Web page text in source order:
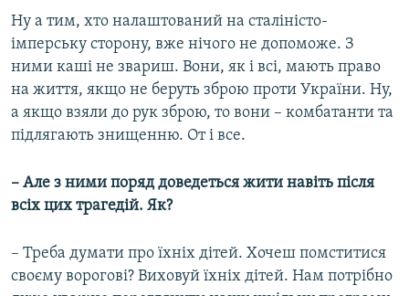
Ну а тим, хто налаштований на сталіністо-
імперську сторону, вже нічого не допоможе. З
ними каші не звариш. Вони, як і всі, мають право
на життя, якщо не беруть зброю проти України. Ну,
а якщо взяли до рук зброю, то вони – комбатанти та
підлягають знищенню. От і все.
– Але з ними поряд доведеться жити навіть після
всіх цих трагедій. Як?
– Треба думати про їхніх дітей. Хочеш помститися
своєму ворогові? Виховуй їхніх дітей. Нам потрібно